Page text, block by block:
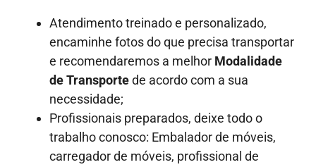
Atendimento treinado e personalizado,
encaminhe fotos do que precisa transportar
e recomendaremos a melhor Modalidade
de Transportede acordo com a sua
necessidade;
Profissionais preparados, deixe todo o
trabalho conosco: Embalador de móveis,
carregador de móveis, profissional de